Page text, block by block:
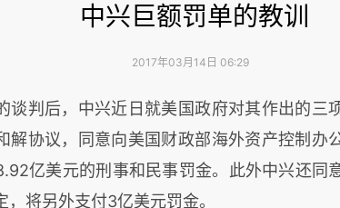
中兴巨额罚单的教训
2017年03月14日 06:29
谈判后，中兴近日就美国政府对其作出的三
解协议，同意向美国财政部海外资产控制办
亿美元的刑事和民事罚金。此外中兴还同
，将另外支付3亿美元罚金。